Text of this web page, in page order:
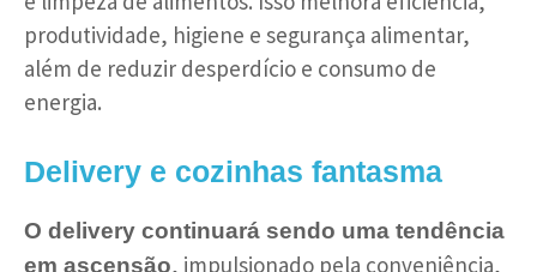
produtividade, higiene e segurança alimentar,
além de reduzir desperdício e consumo de
energia.
Delivery e cozinhas fantasma
O delivery continuará sendo uma tendência
em ascensão, impulsionado pela conveniência,